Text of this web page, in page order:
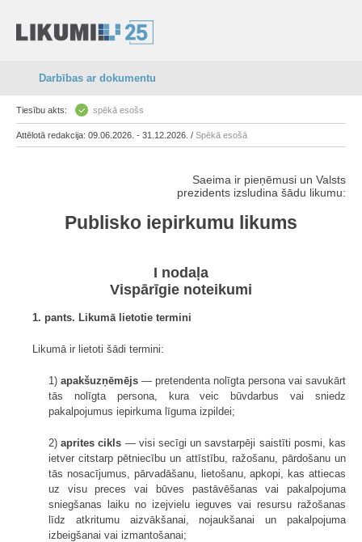
Darbības ar dokumentu
Tiesību akts: spēkā esošs
Attēlotā redakcija: 09.06.2026. - 31.12.2026. / Spēkā esošā
Saeima ir pieņēmusi un Valsts
prezidents izsludina šādu likumu:
Publisko iepirkumu likums
I nodaļa
Vispārīgie noteikumi
1. pants. Likumā lietotie termini
Likumā ir lietoti šādi termini:
1) apakšuzņēmējs — pretendenta nolīgta persona vai savukārt
tās nolīgta persona, kura veic būvdarbus vai sniedz
pakalpojumus iepirkuma līguma izpildei;
2)aprites cikls — visi secīgi un savstarpēji saistīti posmi, kas
ietver citstarp pētniecību un attīstību, ražošanu, pārdošanu un
tās nosacījumus, pārvadāšanu, lietošanu, apkopi, kas attiecas
uz visu preces vai būves pastāvēšanas vai pakalpojuma
sniegšanas laiku no izejvielu ieguves vai resursu ražošanas
līdz atkritumu aizvākšanai, nojaukšanai un pakalpojuma
izbeigšanai vai izmantošanai;